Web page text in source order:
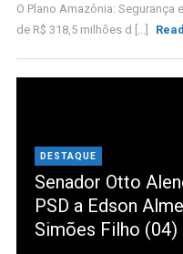
O Plano Amazônia: Segurança
de R$ 318,5 milhões d [...]
DESTAQUE
Senador Otto
PSD a Edson
Simões Filho (04)